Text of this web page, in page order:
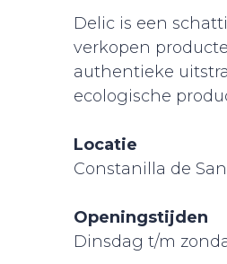
Delic is een
verkopen
authentieke
ecologische
Locatie
Constanilla de
Openingstijden
Dinsdag t/m